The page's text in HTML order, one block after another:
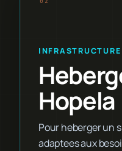
Hopela
Pour heberger un
adaptees aux